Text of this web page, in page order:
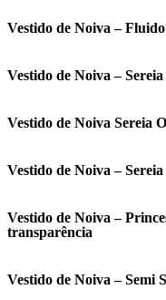
Vestido de Noiva –
Vestido de Noiva –
Vestido de Noiva Sereia
Vestido de Noiva –
Vestido de Noiva –
transparência
Vestido de Noiva – Semi